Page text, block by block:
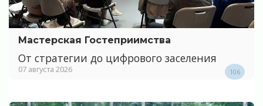
Мастерская Гостеприимства
От стратегии до цифрового заселения
07 августа 2026 106